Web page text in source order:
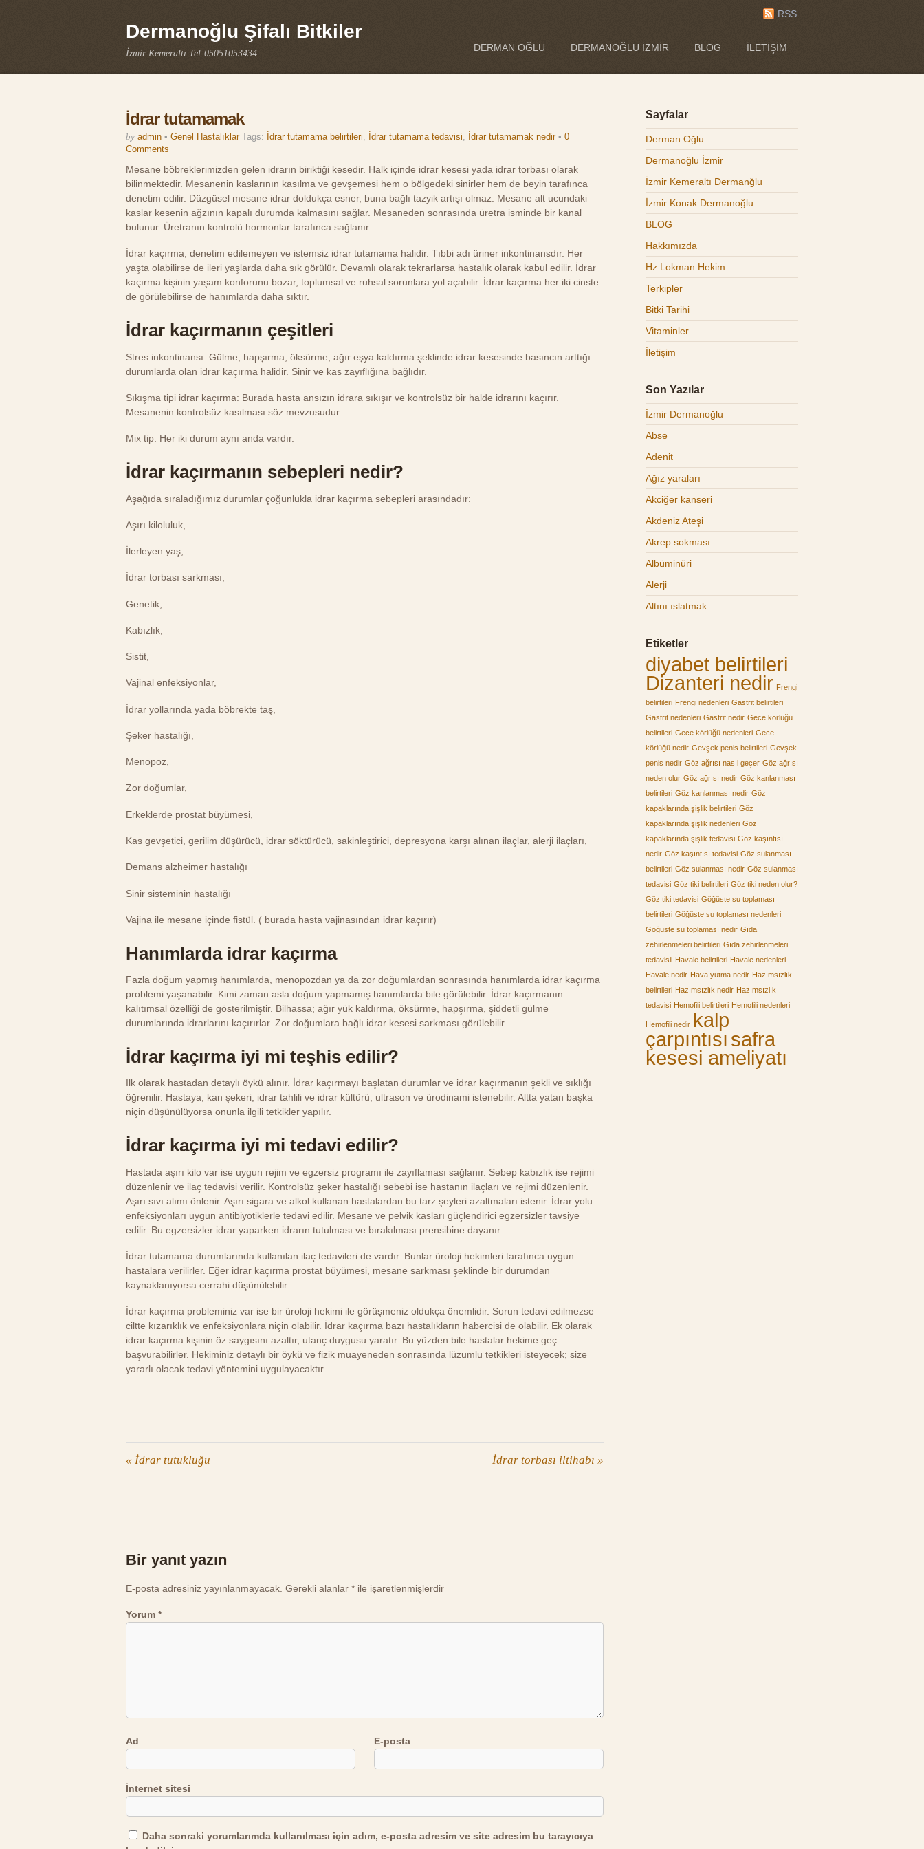
Dermanoğlu Şifalı Bitkiler
İzmir Kemeraltı Tel:05051053434
DERMAN OĞLU DERMANOĞLU İZMIR BLOG İLETIŞIM
RSS
İdrar tutamamak
by admin • Genel Hastalıklar Tags: İdrar tutamama belirtileri, İdrar tutamama tedavisi, İdrar tutamamak nedir • 0
Comments
Mesane böbreklerimizden gelen idrarın biriktiği kesedir. Halk içinde idrar kesesi yada idrar torbası olarak
bilinmektedir. Mesanenin kaslarının kasılma ve gevşemesi hem o bölgedeki sinirler hem de beyin tarafınca
denetim edilir. Düzgüsel mesane idrar doldukça esner, buna bağlı tazyik artışı olmaz. Mesane alt ucundaki
kaslar kesenin ağzının kapalı durumda kalmasını sağlar. Mesaneden sonrasında üretra isminde bir kanal
bulunur. Üretranın kontrolü hormonlar tarafınca sağlanır.
İdrar kaçırma, denetim edilemeyen ve istemsiz idrar tutamama halidir. Tıbbi adı üriner inkontinansdır. Her
yaşta olabilirse de ileri yaşlarda daha sık görülür. Devamlı olarak tekrarlarsa hastalık olarak kabul edilir. İdrar
kaçırma kişinin yaşam konforunu bozar, toplumsal ve ruhsal sorunlara yol açabilir. İdrar kaçırma her iki cinste
de görülebilirse de hanımlarda daha sıktır.
İdrar kaçırmanın çeşitleri
Stres inkontinansı: Gülme, hapşırma, öksürme, ağır eşya kaldırma şeklinde idrar kesesinde basıncın arttığı
durumlarda olan idrar kaçırma halidir. Sinir ve kas zayıflığına bağlıdır.
Sıkışma tipi idrar kaçırma: Burada hasta ansızın idrara sıkışır ve kontrolsüz bir halde idrarını kaçırır.
Mesanenin kontrolsüz kasılması söz mevzusudur.
Mix tip: Her iki durum aynı anda vardır.
İdrar kaçırmanın sebepleri nedir?
Aşağıda sıraladığımız durumlar çoğunlukla idrar kaçırma sebepleri arasındadır:
Aşırı kiloluluk,
İlerleyen yaş,
İdrar torbası sarkması,
Genetik,
Kabızlık,
Sistit,
Vajinal enfeksiyonlar,
İdrar yollarında yada böbrekte taş,
Şeker hastalığı,
Menopoz,
Zor doğumlar,
Erkeklerde prostat büyümesi,
Kas gevşetici, gerilim düşürücü, idrar söktürücü, sakinleştirici, depresyona karşı alınan ilaçlar, alerji ilaçları,
Demans alzheimer hastalığı
Sinir sisteminin hastalığı
Vajina ile mesane içinde fistül. ( burada hasta vajinasından idrar kaçırır)
Hanımlarda idrar kaçırma
Fazla doğum yapmış hanımlarda, menopozdan ya da zor doğumlardan sonrasında hanımlarda idrar kaçırma
problemi yaşanabilir. Kimi zaman asla doğum yapmamış hanımlarda bile görülebilir. İdrar kaçırmanın
kalıtımsal özelliği de gösterilmiştir. Bilhassa; ağır yük kaldırma, öksürme, hapşırma, şiddetli gülme
durumlarında idrarlarını kaçırırlar. Zor doğumlara bağlı idrar kesesi sarkması görülebilir.
İdrar kaçırma iyi mi teşhis edilir?
Ilk olarak hastadan detaylı öykü alınır. İdrar kaçırmayı başlatan durumlar ve idrar kaçırmanın şekli ve sıklığı
öğrenilir. Hastaya; kan şekeri, idrar tahlili ve idrar kültürü, ultrason ve ürodinami istenebilir. Altta yatan başka
niçin düşünülüyorsa onunla ilgili tetkikler yapılır.
İdrar kaçırma iyi mi tedavi edilir?
Hastada aşırı kilo var ise uygun rejim ve egzersiz programı ile zayıflaması sağlanır. Sebep kabızlık ise rejimi
düzenlenir ve ilaç tedavisi verilir. Kontrolsüz şeker hastalığı sebebi ise hastanın ilaçları ve rejimi düzenlenir.
Aşırı sıvı alımı önlenir. Aşırı sigara ve alkol kullanan hastalardan bu tarz şeyleri azaltmaları istenir. İdrar yolu
enfeksiyonları uygun antibiyotiklerle tedavi edilir. Mesane ve pelvik kasları güçlendirici egzersizler tavsiye
edilir. Bu egzersizler idrar yaparken idrarın tutulması ve bırakılması prensibine dayanır.
İdrar tutamama durumlarında kullanılan ilaç tedavileri de vardır. Bunlar üroloji hekimleri tarafınca uygun
hastalara verilirler. Eğer idrar kaçırma prostat büyümesi, mesane sarkması şeklinde bir durumdan
kaynaklanıyorsa cerrahi düşünülebilir.
İdrar kaçırma probleminiz var ise bir üroloji hekimi ile görüşmeniz oldukça önemlidir. Sorun tedavi edilmezse
ciltte kızarıklık ve enfeksiyonlara niçin olabilir. İdrar kaçırma bazı hastalıkların habercisi de olabilir. Ek olarak
idrar kaçırma kişinin öz saygısını azaltır, utanç duygusu yaratır. Bu yüzden bile hastalar hekime geç
başvurabilirler. Hekiminiz detaylı bir öykü ve fizik muayeneden sonrasında lüzumlu tetkikleri isteyecek; size
yararlı olacak tedavi yöntemini uygulayacaktır.
« İdrar tutukluğu İdrar torbası iltihabı »
Bir yanıt yazın
E-posta adresiniz yayınlanmayacak. Gerekli alanlar * ile işaretlenmişlerdir
Yorum *
Ad E-posta
İnternet sitesi
Daha sonraki yorumlarımda kullanılması için adım, e-posta adresim ve site adresim bu tarayıcıya
Sayfalar
Derman Oğlu
Dermanoğlu İzmir
İzmir Kemeraltı Dermanğlu
İzmir Konak Dermanoğlu
BLOG
Hakkımızda
Hz.Lokman Hekim
Terkipler
Bitki Tarihi
Vitaminler
İletişim
Son Yazılar
İzmir Dermanoğlu
Abse
Adenit
Ağız yaraları
Akciğer kanseri
Akdeniz Ateşi
Akrep sokması
Albüminüri
Alerji
Altını ıslatmak
Etiketler
diyabet belirtileri
Dizanteri nedir Frengi
belirtileri Frengi nedenleri Gastrit belirtileri
Gastrit nedenleri Gastrit nedir Gece körlüğü
belirtileri Gece körlüğü nedenleri Gece
körlüğü nedir Gevşek penis belirtileri Gevşek
penis nedir Göz ağrısı nasıl geçer Göz ağrısı
neden olur Göz ağrısı nedir Göz kanlanması
belirtileri Göz kanlanması nedir Göz
kapaklarında şişlik belirtileri Göz
kapaklarında şişlik nedenleri Göz
kapaklarında şişlik tedavisi Göz kaşıntısı
nedir Göz kaşıntısı tedavisi Göz sulanması
belirtileri Göz sulanması nedir Göz sulanması
tedavisi Göz tiki belirtileri Göz tiki neden olur?
Göz tiki tedavisi Göğüste su toplaması
belirtileri Göğüste su toplaması nedenleri
Göğüste su toplaması nedir Gıda
zehirlenmeleri belirtileri Gıda zehirlenmeleri
tedavisii Havale belirtileri Havale nedenleri
Havale nedir Hava yutma nedir Hazımsızlık
belirtileri Hazımsızlık nedir Hazımsızlık
tedavisi Hemofili belirtileri Hemofili nedenleri
Hemofili nedir kalp
çarpıntısı safra
kesesi ameliyatı